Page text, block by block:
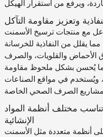
مع منتجات ترسيخ الأسمنت
يقلل من النفاذية للخرسانة
الأحماض والقلويات، والصرف
كما يُحسن بشكل ملحوظ مقاومة
ويُستخدم في مواقع الصناعات
مختلف أنظمة المواد
أنظمة متعددة مثل الأسمنت